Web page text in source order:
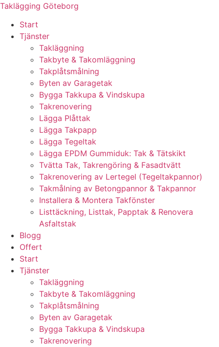
Skip
content
Taklägging Göteborg
Start
Tjänster
Takläggning
Takbyte & Takomläggning
Takplåtsmålning
Byten av Garagetak
Bygga Takkupa & Vindskupa
Takrenovering
Lägga Plåttak
Lägga Takpapp
Lägga Tegeltak
Lägga EPDM Gummiduk: Tak & Tätskikt
Tvätta Tak, Takrengöring & Fasadtvätt
Takrenovering av Lertegel (Tegeltakpannor)
Takmålning av Betongpannor & Takpannor
Installera & Montera Takfönster
Listtäckning, Listtak, Papptak & Renovera
Asfaltstak
Blogg
Offert
Start
Tjänster
Takläggning
Takbyte & Takomläggning
Takplåtsmålning
Byten av Garagetak
Bygga Takkupa & Vindskupa
Takrenovering